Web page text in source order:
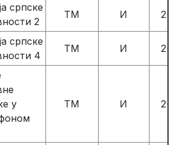
српске
2
TM И
српске
4
TM И
у
TM И